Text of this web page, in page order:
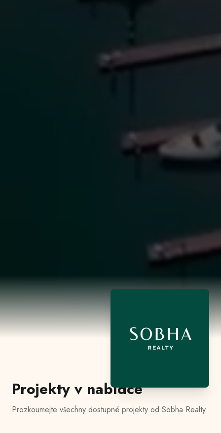
Projekty v nabídce
Prozkoumejte všechny dostupné projekty od Sobha Realty